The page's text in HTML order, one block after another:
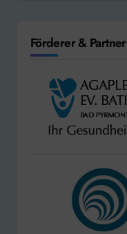
Förderer & Partner